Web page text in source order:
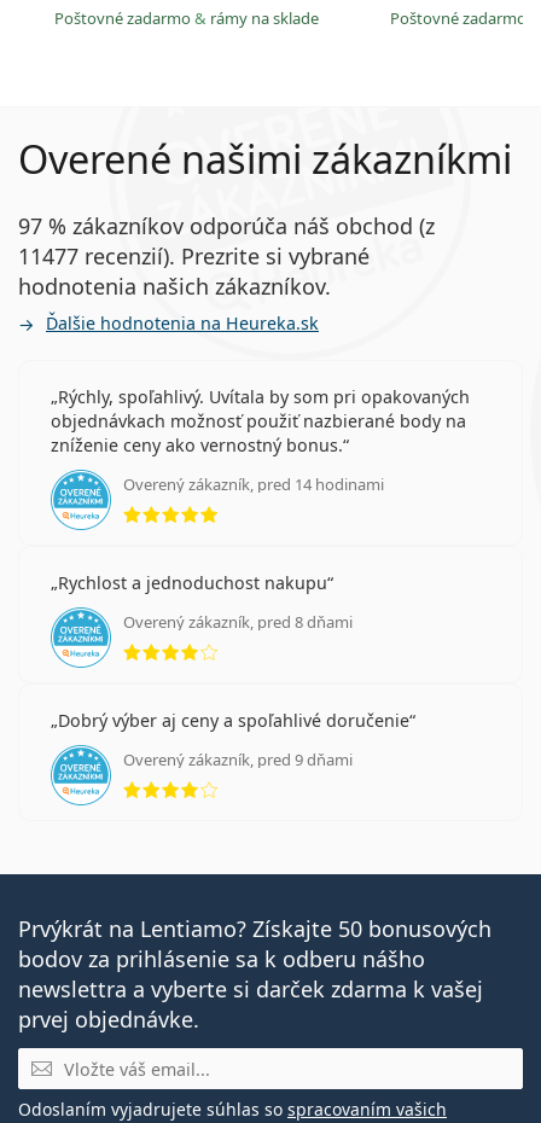
Poštovné zadarmo& rámy na sklade Poštovné zadarmo
Overené našimi zákazníkmi
97 % zákazníkov odporúča náš obchod (z
11477 recenzií). Prezrite si vybrané
hodnotenia našich zákazníkov.
Ďalšie hodnotenia na Heureka.sk
Rýchly, spoľahlivý. Uvítala by som pri opakovaných
objednávkach možnosť použiť nazbierané body na
zníženie ceny ako vernostný bonus.
Overený zákazník, pred 14 hodinami
hodnotenie 5 z 5
Rychlost a jednoduchost nakupu
Overený zákazník, pred 8 dňami
hodnotenie 4 z 5
Dobrý výber aj ceny a spoľahlivé doručenie
Overený zákazník, pred 9 dňami
hodnotenie 4 z 5
Prvýkrát na Lentiamo? Získajte 50 bonusových
bodov za prihlásenie sa k odberu nášho
newslettra a vyberte si darček zdarma k vašej
prvej objednávke.
E-mail
Odoslaním vyjadrujete súhlas so spracovaním vašich